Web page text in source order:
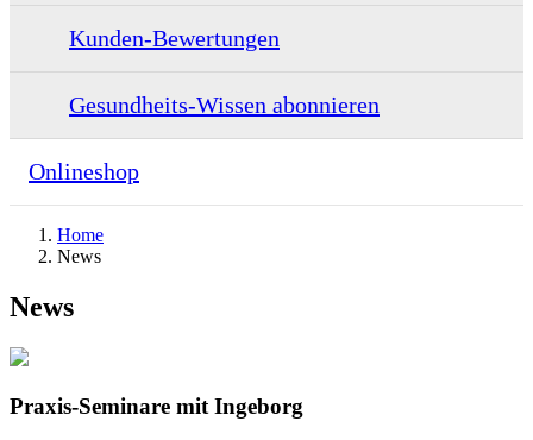
Kunden-Bewertungen
Gesundheits-Wissen abonnieren
Onlineshop
Home
News
News
Praxis-Seminare mit Ingeborg